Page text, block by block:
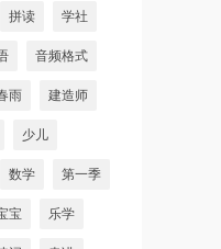
拼读 学社
音频格式
雨 建造师
少儿
数学 第一季
宝 乐学